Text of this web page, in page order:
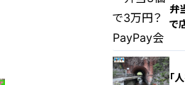
弁
で
「